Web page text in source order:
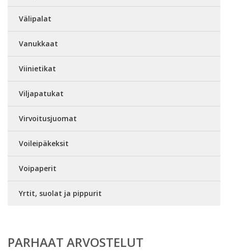
Välipalat
Vanukkaat
Viinietikat
Viljapatukat
Virvoitusjuomat
Voileipäkeksit
Voipaperit
Yrtit, suolat ja pippurit
PARHAAT ARVOSTELUT